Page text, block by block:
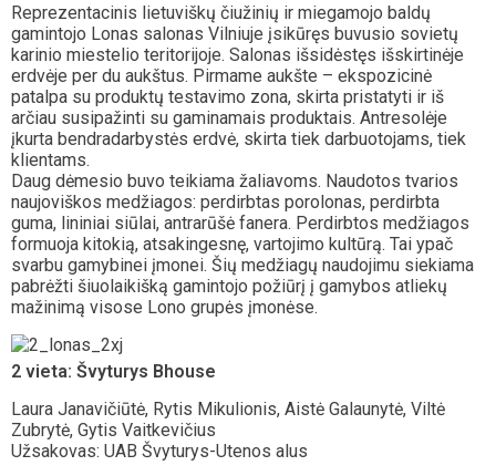
Reprezentacinis lietuviškų čiužinių ir miegamojo baldų
gamintojo Lonas salonas Vilniuje įsikūręs buvusio sovietų
karinio miestelio teritorijoje. Salonas išsidėstęs išskirtinėje
erdvėje per du aukštus. Pirmame aukšte – ekspozicinė
patalpa su produktų testavimo zona, skirta pristatyti ir iš
arčiau susipažinti su gaminamais produktais. Antresolėje
įkurta bendradarbystės erdvė, skirta tiek darbuotojams, tiek
klientams.
Daug dėmesio buvo teikiama žaliavoms. Naudotos tvarios
naujoviškos medžiagos: perdirbtas porolonas, perdirbta
guma, lininiai siūlai, antrarūšė fanera. Perdirbtos medžiagos
formuoja kitokią, atsakingesnę, vartojimo kultūrą. Tai ypač
svarbu gamybinei įmonei. Šių medžiagų naudojimu siekiama
pabrėžti šiuolaikišką gamintojo požiūrį į gamybos atliekų
mažinimą visose Lono grupės įmonėse.
2 vieta: Švyturys Bhouse
Laura Janavičiūtė, Rytis Mikulionis, Aistė Galaunytė, Viltė
Zubrytė, Gytis Vaitkevičius
Užsakovas: UAB Švyturys-Utenos alus